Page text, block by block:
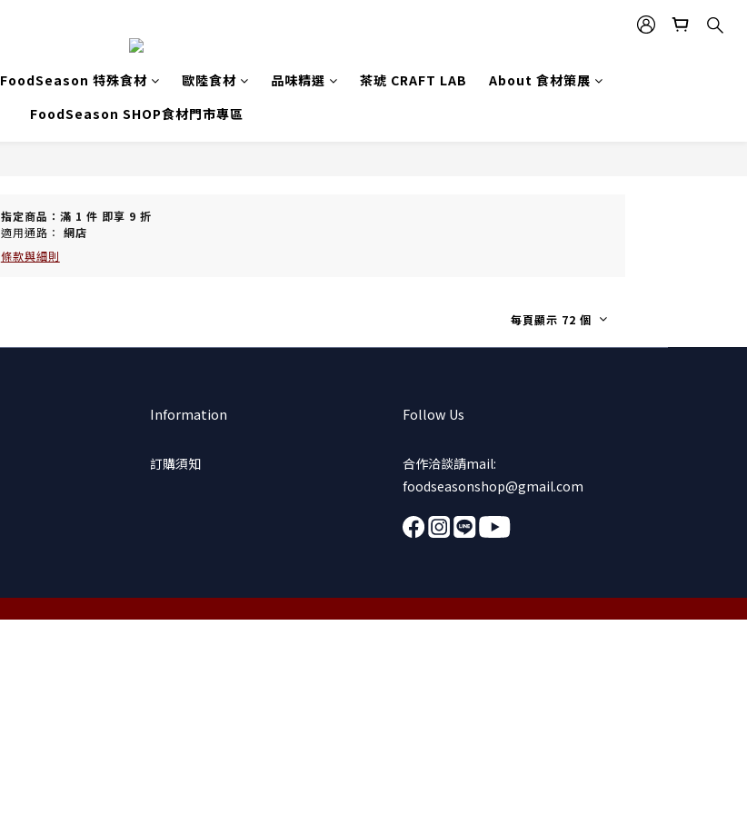
FoodSeason 特殊食材 歐陸食材 品味精選 茶琥 CRAFT LAB
About 食材策展
FoodSeason SHOP食材門市專區
指定商品：滿 1 件 即享 9 折
適用通路： 網店
條款與細則
每頁顯示 72 個
Information
訂購須知
Follow Us
合作洽談請mail:
foodseasonshop@gmail.com